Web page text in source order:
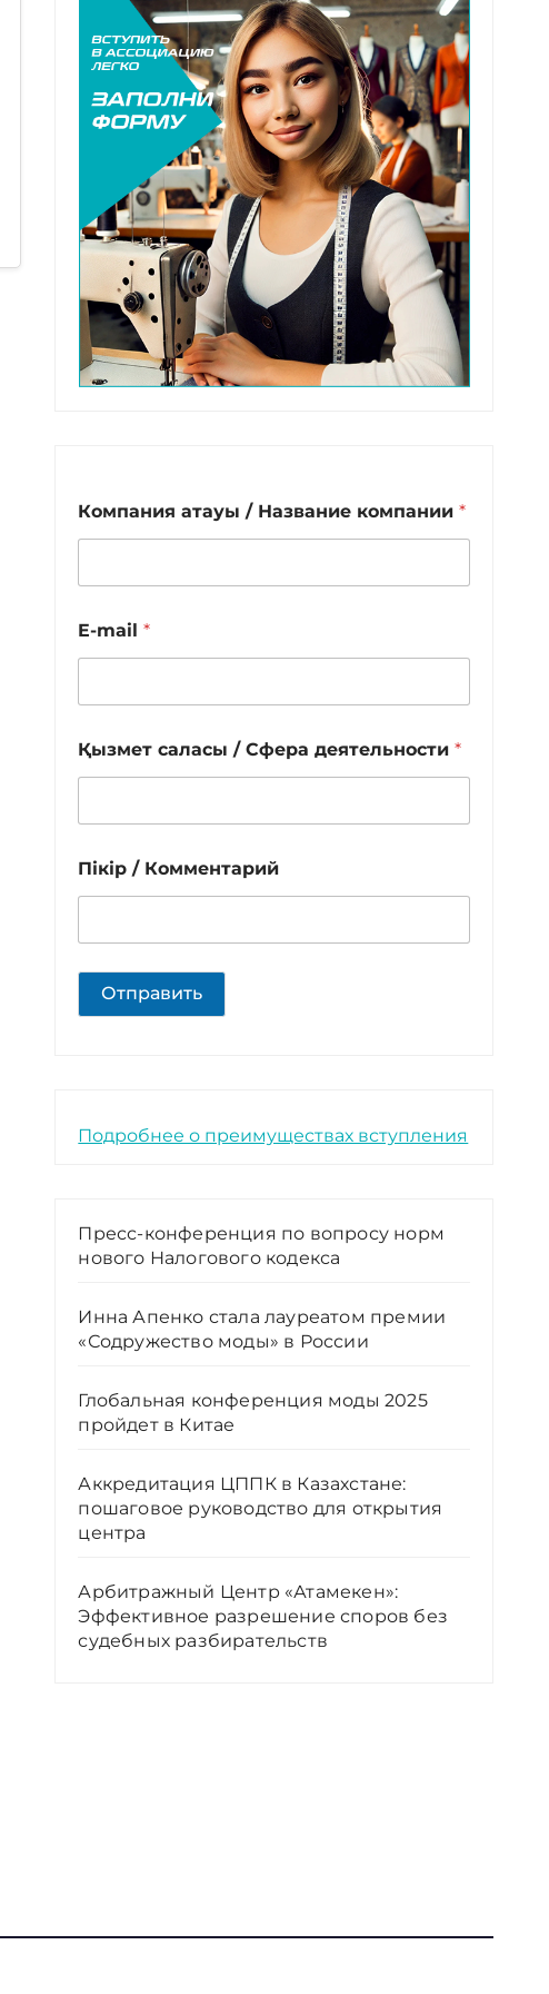
Компания атауы / Название компании*
E-mail*
Қызмет саласы / Сфера деятельности*
Пікір / Комментарий
Отправить
Подробнее о преимуществах вступления
Пресс-конференция по вопросу норм
нового Налогового кодекса
Инна Апенко стала лауреатом премии
«Содружество моды» в России
Глобальная конференция моды 2025
пройдет в Китае
Аккредитация ЦППК в Казахстане:
пошаговое руководство для открытия
центра
Арбитражный Центр «Атамекен»:
Эффективное разрешение споров без
судебных разбирательств